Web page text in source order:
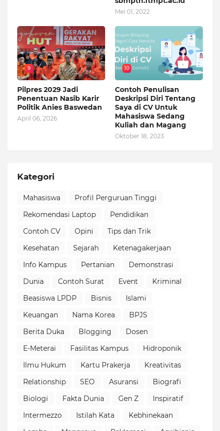
Mei 01, 2022
9
Pilpres 2029 Jadi
Penentuan Nasib Karir
Politik Anies Baswedan
April 06, 2026
10
Contoh Penulisan
Deskripsi Diri Tentang
Saya di CV Untuk
Mahasiswa Sedang
Kuliah dan Magang
Oktober 18, 2023
Kategori
Mahasiswa
Profil Perguruan Tinggi
Rekomendasi Laptop
Pendidikan
Contoh CV
Opini
Tips dan Trik
Kesehatan
Sejarah
Ketenagakerjaan
Info Kampus
Pertanian
Demonstrasi
Dunia
Contoh Surat Event
Kriminal
Beasiswa LPDP
Bisnis
Islami
Keuangan
Nama Korea
BPJS
Berita Duka
Blogging
Dosen
E-Meterai
Fasilitas Kampus
Hidroponik
Ilmu Hukum
Kartu Prakerja
Kreativitas
Relationship
SEO Asuransi
Biografi
Biologi
Fakta Dunia Gen Z
Inspiratif
Intermezzo
Istilah Kata
Kebhinekaan